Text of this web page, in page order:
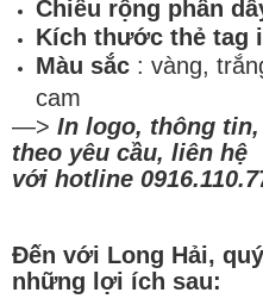
Chiều rộng phần
Kích thước thẻ tag
Màu sắc : vàng,
cam
—> In logo, thông
theo yêu cầu, liên hệ
với hotline
Đến với Long Hải,
những lợi ích sau: